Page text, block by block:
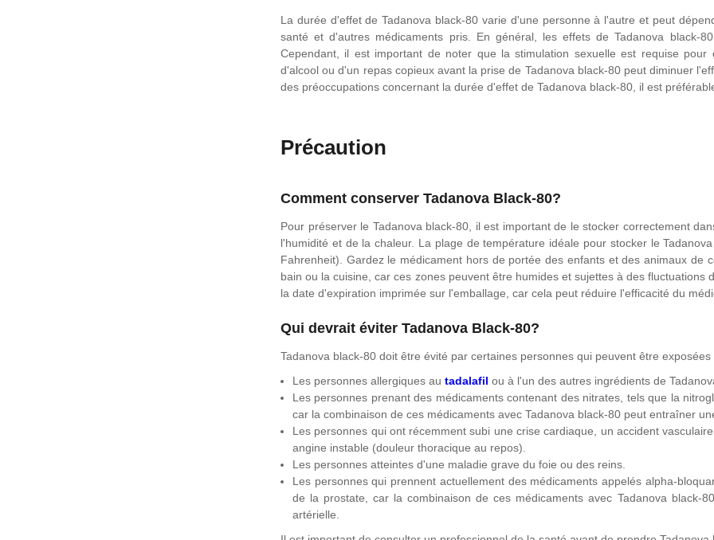
La durée d'effet de Tadanova black-80 varie d'une personne à l'autre et peut
santé et d'autres médicaments pris. En général, les effets de Tadanova black-
Cependant, il est important de noter que la stimulation sexuelle est requise
d'alcool ou d'un repas copieux avant la prise de Tadanova black-80 peut diminuer
des préoccupations concernant la durée d'effet de Tadanova black-80, il est
Précaution
Comment conserver Tadanova Black-80?
Pour préserver le Tadanova black-80, il est important de le stocker correctement
l'humidité et de la chaleur. La plage de température idéale pour stocker le
Fahrenheit). Gardez le médicament hors de portée des enfants et des animaux de
bain ou la cuisine, car ces zones peuvent être humides et sujettes à des
la date d'expiration imprimée sur l'emballage, car cela peut réduire l'efficacité du
Qui devrait éviter Tadanova Black-80?
Tadanova black-80 doit être évité par certaines personnes qui peuvent être
Les personnes allergiques au tadalafil ou à l'un des autres ingrédients de
Les personnes prenant des médicaments contenant des nitrates, tels que la
car la combinaison de ces médicaments avec Tadanova black-80 peut entraîner
Les personnes qui ont récemment subi une crise cardiaque, un accident
angine instable (douleur thoracique au repos).
Les personnes atteintes d'une maladie grave du foie ou des reins.
Les personnes qui prennent actuellement des médicaments appelés alpha-
de la prostate, car la combinaison de ces médicaments avec Tadanova black-
artérielle.